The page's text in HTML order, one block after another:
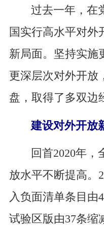
过去一年，在
国实行高水平对外
新局面。坚持实施
更深层次对外开放
盘，取得了多双边
建设对外开放
回首2020年，
放水平不断提高。
入负面清单条目由
试验区版由37条缩